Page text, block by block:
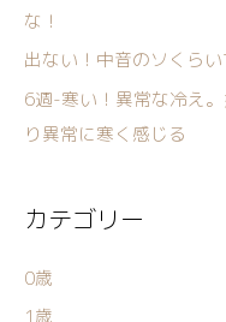
な！
出ない！中音のソくら
6週-寒い！異常な冷え
り異常に寒く感じる
カテゴリー
0歳